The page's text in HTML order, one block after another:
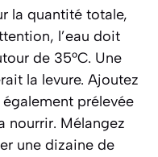
la quantité totale,
l’eau doit
de 35°C. Une
la levure. Ajoutez
prélevée
nourrir. Mélangez
une dizaine de